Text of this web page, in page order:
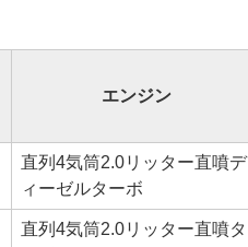
エンジン
直列4気筒2.0リッター直噴デ
ィーゼルターボ
直列4気筒2.0リッター直噴タ